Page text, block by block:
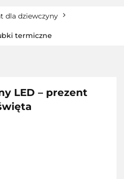
dla dziewczyny
termiczne
LED – prezent